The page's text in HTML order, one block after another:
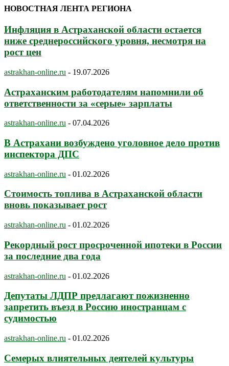
НОВОСТНАЯ ЛЕНТА РЕГИОНА
Инфляция в Астраханской области остается
ниже среднероссийского уровня, несмотря на
рост цен
astrakhan-online.ru - 19.07.2026
Астраханским работодателям напомнили об
ответственности за «серые» зарплаты
astrakhan-online.ru - 07.04.2026
В Астрахани возбуждено уголовное дело против
инспектора ДПС
astrakhan-online.ru - 01.02.2026
Стоимость топлива в Астраханской области
вновь показывает рост
astrakhan-online.ru - 01.02.2026
Рекордный рост просроченной ипотеки в России
за последние два года
astrakhan-online.ru - 01.02.2026
Депутаты ЛДПР предлагают пожизненно
запретить въезд в Россию иностранцам с
судимостью
astrakhan-online.ru - 01.02.2026
Семерых влиятельных деятелей культуры